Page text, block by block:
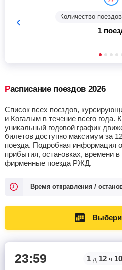
Количество
1
Расписание поездов 2026
Список всех поездов,
и Когалым в течение всего года.
уникальный годовой график
билетов доступно максимум за
поезда. Подробная информация
прибытия, остановках, времени
фирменные поезда РЖД.
Время отправления /
23:59 1 д 12 ч 10